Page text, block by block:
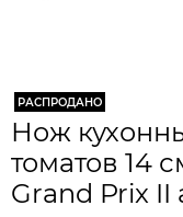
РАСПРОДАНО
Нож
томатов 14
Grand Prix II